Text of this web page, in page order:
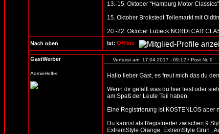
13.-15. Oktober "Hamburg Motor
15. Oktober Brokstedt Teilemarkt mit
20.-22. Oktober Lübeck NORDI CAR
Nach oben Ist: Offline
GastWerber
AdminHelfer
Verfasst am: 17.04.2017 - 09:12 / Post Nr. 0
Hallo lieber Gast, es freut mich das du
Wenn dir gefällt was du hier liest oder
am Spaß der Leute Teil haben.
Eine Registrierung ist KOSTENLOS
Du kannst als Registrierter zwischen 9
ExtremStyle Orange, ExtremStyle Grün ,